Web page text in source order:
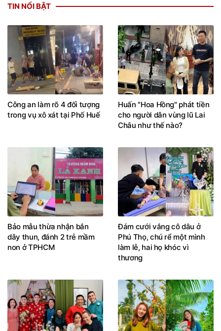
TIN NỔI BẬT
Công an làm rõ 4 đối tượng
trong vụ xô xát tại Phố Huế
Huấn "Hoa Hồng" phát tiền
cho người dân vùng lũ Lai
Châu như thế nào?
Bảo mẫu thừa nhận bắn
dây thun, đánh 2 trẻ mầm
non ở TPHCM
Đám cưới vắng cô dâu ở
Phú Thọ, chú rể một mình
làm lễ, hai họ khóc vì
thương